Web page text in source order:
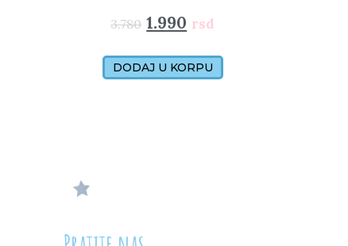
3.780 1.990 rsd
DODAJ U KORPU